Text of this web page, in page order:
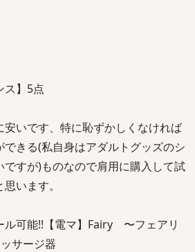
ス】5点
いです、特に恥ずかしくなければ
きる(私自身はアダルトグッズのシ
ですが)ものなので肩用に購入して試
います。
ル可能!!【電マ】Fairy 〜フェアリ
サージ器